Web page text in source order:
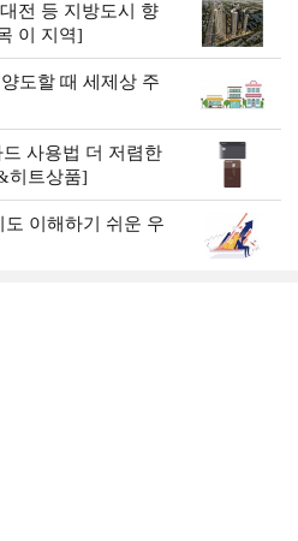
전 등 지방도시 향
이 지역]
도할 때 세제상 주
사용법 더 저렴한
히트상품]
이해하기 쉬운 우